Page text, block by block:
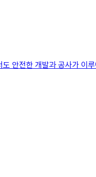
안전한 개발과 공사가